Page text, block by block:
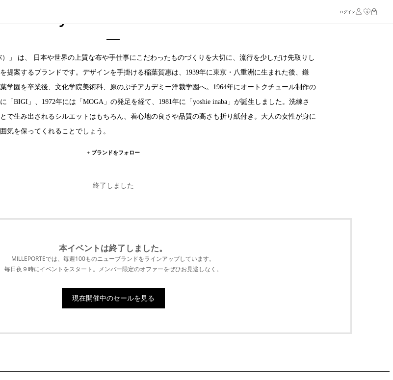
ログイン 0
）」 は、 日本や世界の上質な布や手仕事にこだわったものづくりを大切に、流行を少しだけ先取りし
提案するブランドです。デザインを手掛ける稲葉賀惠は、1939年に東京・八重洲に生まれた後、鎌
学園を卒業後、文化学院美術科、原のぶ子アカデミー洋裁学園へ。1964年にオートクチュール制作の
「BIGI」、1972年には「MOGA」の発足を経て、1981年に「yoshie inaba」が誕生しました。洗練さ
で生み出されるシルエットはもちろん、着心地の良さや品質の高さも折り紙付き。大人の女性が身に
気を保ってくれることでしょう。
+ ブランドをフォロー
終了しました
本イベントは終了 しました。
MILLEPORTEでは、毎週100ものニューブランドをラインアップ しています。
毎日夜９時にイベントをスタート。メンバー限定のオファーをぜひお見逃しなく。
現在開催中のセールを見る